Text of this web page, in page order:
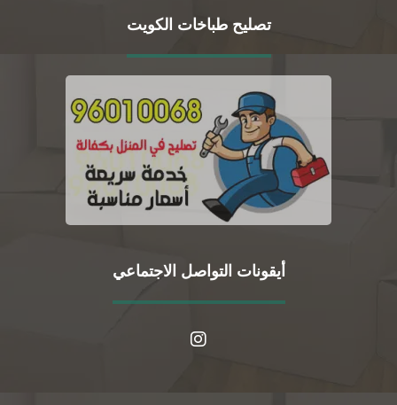
تصليح طباخات الكويت
أيقونات التواصل الاجتماعي